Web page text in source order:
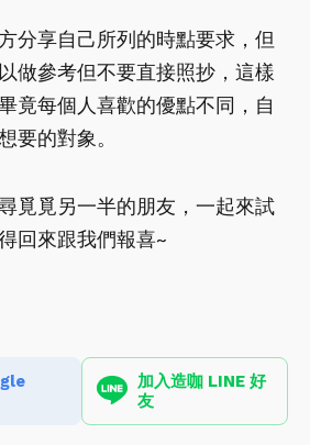
分享自己所列的時點要求，但
做參考但不要直接照抄，這樣
竟每個人喜歡的優點不同，自
要的對象。
覓覓另一半的朋友，一起來試
回來跟我們報喜~
加入造咖 LINE 好
友